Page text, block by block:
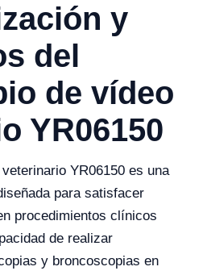
y
del
de vídeo
YR06150
YR06150 es una
para satisfacer
procedimientos clínicos
de realizar
y broncoscopias en